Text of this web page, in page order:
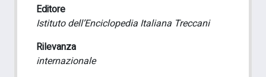
Editore
Istituto dell’Enciclopedia Italiana Treccani
Rilevanza
internazionale